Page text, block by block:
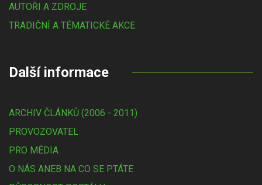
AUTOŘI A ZDROJE
TRADIČNÍ A TÉMATICKÉ AKCE
Další informace
ARCHIV ČLÁNKŮ (2006 - 2011)
PROVOZOVATEL
PRO MÉDIA
O NÁS ANEB NA CO SE PTÁTE